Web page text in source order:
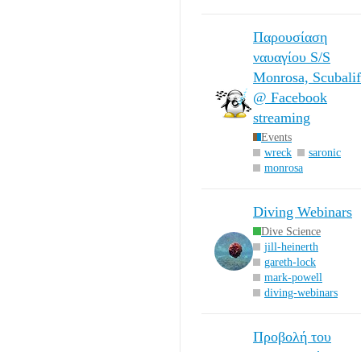
Παρουσίαση
ναυαγίου S/S
Monrosa,
@ Facebook
streaming
Events
wreck
saronic
monrosa
Diving Webinars
Dive Science
jill-heinerth
gareth-lock
mark-powell
diving-webinars
Προβολή του